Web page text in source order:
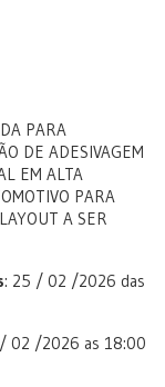
PARA
DE ADESIVAGEM
EM ALTA
PARA
A SER
: 25 / 02 /2026 das
02 /2026 as 18:00